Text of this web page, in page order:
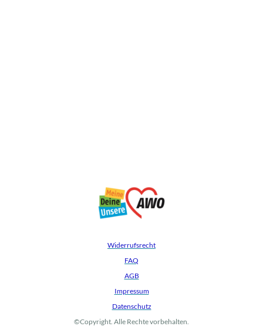
Widerrufsrecht
FAQ
AGB
Impressum
Datenschutz
©Copyright. Alle Rechte vorbehalten.